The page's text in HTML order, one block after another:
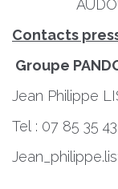
Contacts
Groupe
Jean Philippe
Tel : 07 85 35